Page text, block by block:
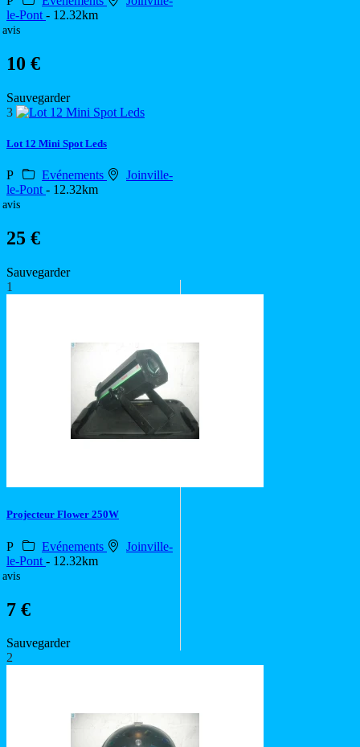
le-Pont - 12.32km
avis
10 €
Sauvegarder
3
Lot 12 Mini Spot Leds
P Evénements
Joinville-
le-Pont- 12.32km
avis
25 €
Sauvegarder
1
Projecteur Flower 250W
P Evénements
Joinville-
le-Pont - 12.32km
avis
7 €
Sauvegarder
2